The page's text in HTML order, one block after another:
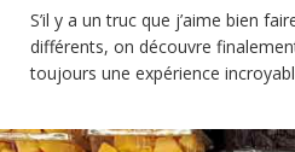
S’il y a un truc que j’aime bien
différents, on découvre
toujours une expérience